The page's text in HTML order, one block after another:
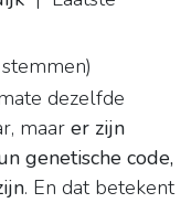
)
dezelfde
maar er zijn
genetische code,
. En dat betekent